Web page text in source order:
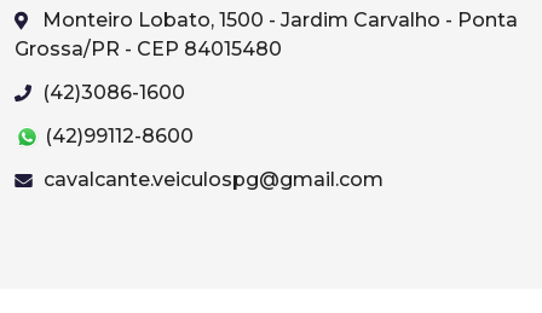
Monteiro Lobato, 1500 - Jardim Carvalho - Ponta
Grossa/PR - CEP 84015480
(42)3086-1600
(42)99112-8600
cavalcante.veiculospg@gmail.com